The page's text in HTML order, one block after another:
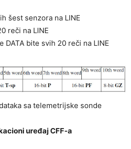
šest senzora na LINE
reči na LINE
DATA bite svih 20 reči na LINE
sa telemetrijske sonde
uređaj CFF-a